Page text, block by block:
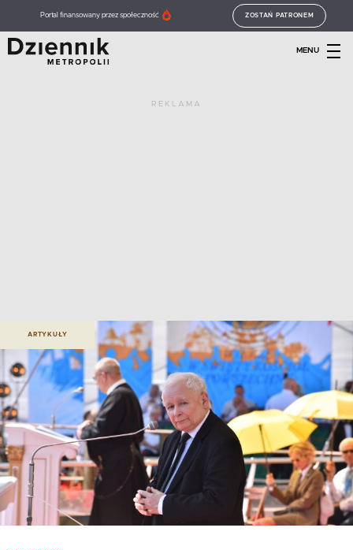
Portal finansowany przez społeczność ZOSTAŃ PATRONEM
MENU
REKLAMA
ARTYKUŁY